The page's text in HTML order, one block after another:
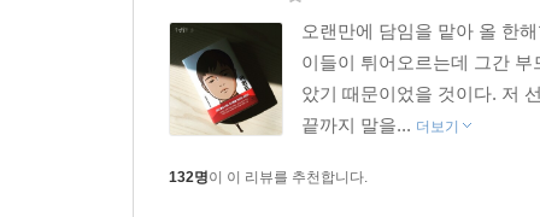
다른 사람의 아픔에 공감하지 못한다는 것은 얼
나가는 과정을 탁월하게 묘사한다. 몸이 자라는
‘친구’라는 이름이 붙기까지 보내 온 몇 해의 계
-이재용 감독(「두근두근 내 인생」 「스캔들」 연
오랜만에 담임을 맡아 올 한
이들이 튀어오르는데 그간
았기 때문이었을 것이다. 저
끝까지 말을... 더보기
132명이 이 리뷰를 추천합니다.